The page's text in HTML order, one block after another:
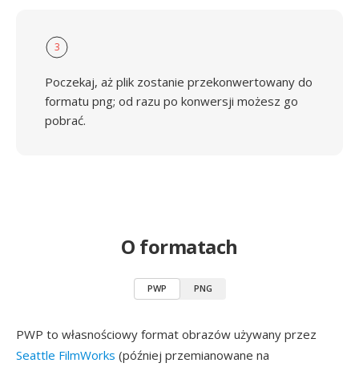
3
Poczekaj, aż plik zostanie przekonwertowany do
formatu png; od razu po konwersji możesz go
pobrać.
O formatach
PWP PNG
PWP to własnościowy format obrazów używany przez
Seattle FilmWorks (później przemianowane na